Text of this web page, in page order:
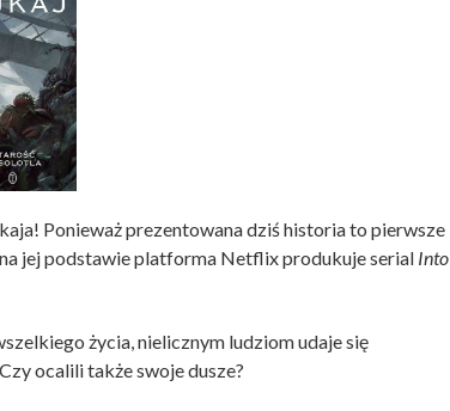
Ponieważ prezentowana dziś historia to pierwsze
jej podstawie platforma Netflix produkuje serial Into
życia, nielicznym ludziom udaje się
ocalili także swoje dusze?